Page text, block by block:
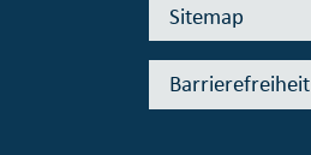
Sitemap
Barrierefreiheit